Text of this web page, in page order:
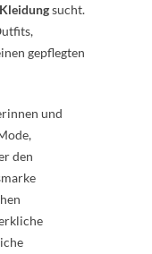
sucht.
gepflegten
und
den